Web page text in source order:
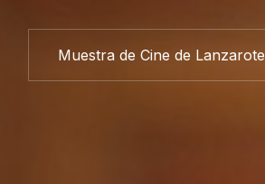
Muestra de Cine de Lanzarote